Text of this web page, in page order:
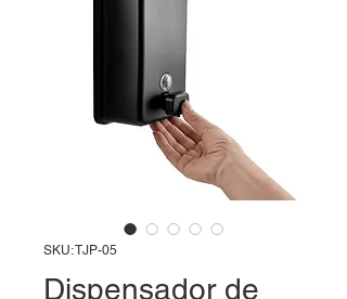
SKU: TJP-05
Dispensador de